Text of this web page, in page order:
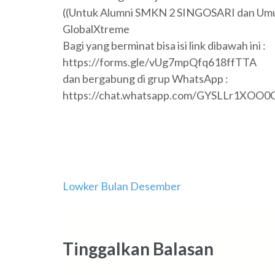
((Untuk Alumni SMKN 2 SINGOSARI dan
GlobalXtreme
Bagi yang berminat bisa isi link dibawah ini :
https://forms.gle/vUg7mpQfq618ffTTA
dan bergabung di grup WhatsApp :
https://chat.whatsapp.com/
Navigasi
Lowker Bulan Desember
Tinggalkan Balasan